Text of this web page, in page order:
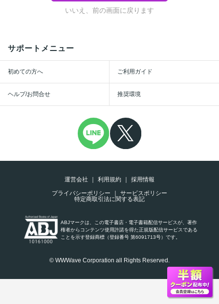
いいえ、前の画面に戻ります
サポートメニュー
初めての方へ ご利用ガイド
ヘルプ/お問合せ 推奨環境
運営会社 利用規約
採用情報
プライバシーポリシー
サービスポリシー
特定商取引法に関する表記
ABJマークは、この電子書店・電子書籍配信サービスが、著作
権者からコンテンツ使用許諾を得た正規版配信サービスである
ことを示す登録商標（登録番号 第6091713号）です。
© WWWave Corporation all Rights Reserved.